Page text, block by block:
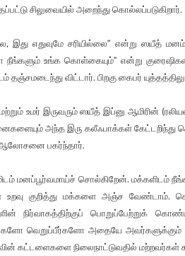
சிலுவையில் அறைந்து கொல்லப்படுகிறார்.
இது எதுவுமே சரியில்லை” என்று
நீங்களும் உங்க கொள்கையும்” என்று
தஞ்சமடைந்து விட்டார். பிறகு கைபர்
மற்றும் உமர் இருவரும் ஸயீத் இப்னு ஆமிரின்
அந்த இரு கலீஃபாக்கள் கேட்டறிந்து
பகர்ந்தார்.
மனப்பூர்வமாய்ச் சொல்கிறேன்.
உறவு குறித்து மக்களை அஞ்ச வேண்டாம்.
நிர்வாகத்திற்குப் பொறுப்பேற்றுக்
வெறுப்பீர்களோ அதையே அவர்களுக்கும்
கட்டளைகளை நிலைநாட்டுவதில் மற்றவர்கள்